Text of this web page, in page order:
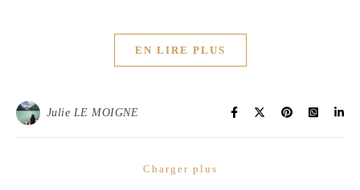
EN LIRE PLUS
Julie LE MOIGNE
Charger plus